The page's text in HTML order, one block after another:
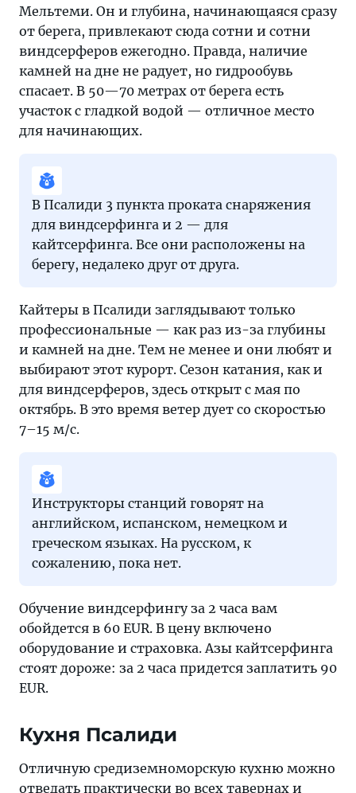
Мельтеми. Он и глубина, начинающаяся сразу
от берега, привлекают сюда сотни и сотни
виндсерферов ежегодно. Правда, наличие
камней на дне не радует, но гидрообувь
спасает. В 50—70 метрах от берега есть
участок с гладкой водой — отличное место
для начинающих.
В Псалиди 3 пункта проката снаряжения
для виндсерфинга и 2 — для
кайтсерфинга. Все они расположены на
берегу, недалеко друг от друга.
Кайтеры в Псалиди заглядывают только
профессиональные — как раз из-за глубины
и камней на дне. Тем не менее и они любят и
выбирают этот курорт. Сезон катания, как и
для виндсерферов, здесь открыт с мая по
октябрь. В это время ветер дует со скоростью
7–15 м/с.
Инструкторы станций говорят на
английском, испанском, немецком и
греческом языках. На русском, к
сожалению, пока нет.
Обучение виндсерфингу за 2 часа вам
обойдется в 60 EUR. В цену включено
оборудование и страховка. Азы кайтсерфинга
стоят дороже: за 2 часа придется заплатить 90
EUR.
Кухня Псалиди
Отличную средиземноморскую кухню можно
отведать практически во всех тавернах и